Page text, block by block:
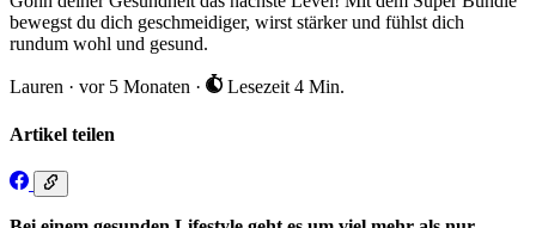
bewegst du dich geschmeidiger, wirst stärker und fühlst dich
rundum wohl und gesund.
Lauren · vor 5 Monaten · Lesezeit 4 Min.
Artikel teilen